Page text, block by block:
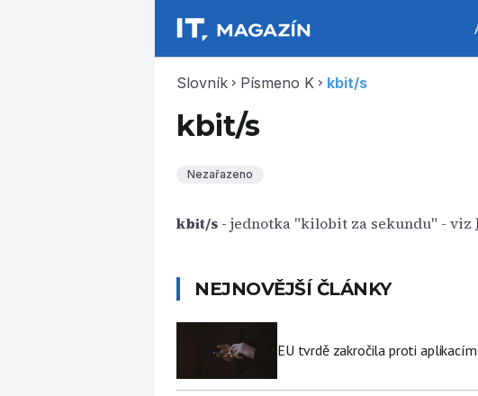
Slovník chevron_right Písmeno K chevron_right kbit/s
kbit/s
Nezařazeno
kbit/s - jednotka "kilobit za sekundu" - viz
NEJNOVĚJŠÍ ČLÁNKY
EU tvrdě zakročila proti